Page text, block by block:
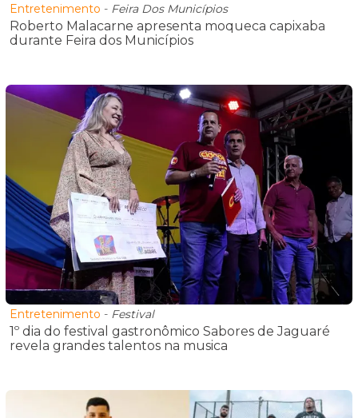
Entretenimento - Feira Dos Municípios
Roberto Malacarne apresenta moqueca capixaba
durante Feira dos Municípios
Entretenimento - Festival
1º dia do festival gastronômico Sabores de Jaguaré
revela grandes talentos na musica